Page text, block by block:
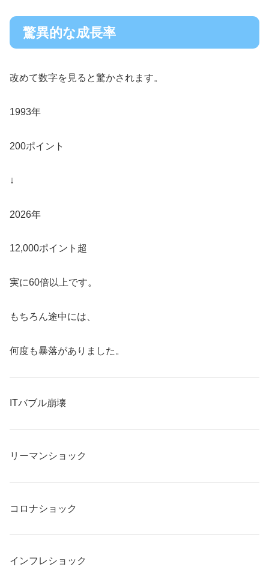
驚異的な成長率
改めて数字を見ると驚かされます。
1993年
200ポイント
↓
2026年
12,000ポイント超
実に60倍以上です。
もちろん途中には、
何度も暴落がありました。
ITバブル崩壊
リーマンショック
コロナショック
インフレショック